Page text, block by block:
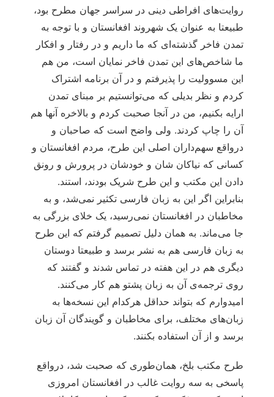
روایت‌های افراطی دینی در سراسر جهان مطرح بود،
طبیعتا به عنوان یک شهروند افغانستان و با توجه به
تمدن فاخر گذشته‌ای که ما داریم و در رفتار و افکار
ما شاخص‌های این تمدن فاخر نمایان است، من هم
این مسوولیت را پذیرفتم و در آن برنامه اشتراک
کردم و نظر بدیلی که می‌توانستیم بر مبنای تمدن
ارایه بکنیم، من در آنجا صحبت کردم و بالاخره آنها هم
آن را چاپ کردند. ولی واضح است که صاحبان و
درواقع سهم‌داران اصلی این طرح، مردم افغانستان و
کسانی که نیاکان شان و خودشان در پرورش و رونق
دادن این مکتب و این طرح شریک بودند، استند.
بنابراین اگر این به زبان فارسی تکثیر نمی‌شد، و به
مخاطبان در افغانستان نمی‌رسید، یک خلای بزرگی به
جا می‌ماند. به همان دلیل تصمیم گرفتم که این طرح
به زبان فارسی هم به نشر برسد و طبیعتا دوستان
دیگری هم در این هفته در تماس شدند و گفتند که
روی ترجمه‌ی آن به زبان پشتو هم کار می‌کنند.
امیدوارم که بتواند حداقل هرکدام این نسخه‌ها به
زبان‌های مختلف، برای مخاطبان و گویندگان آن زبان
برسد و از آن استفاده بکنند.
طرح مکتب بلخ، همان‌طوری که صحبت شد، درواقع
پاسخی به سه روایت غالب در افغانستان امروزی